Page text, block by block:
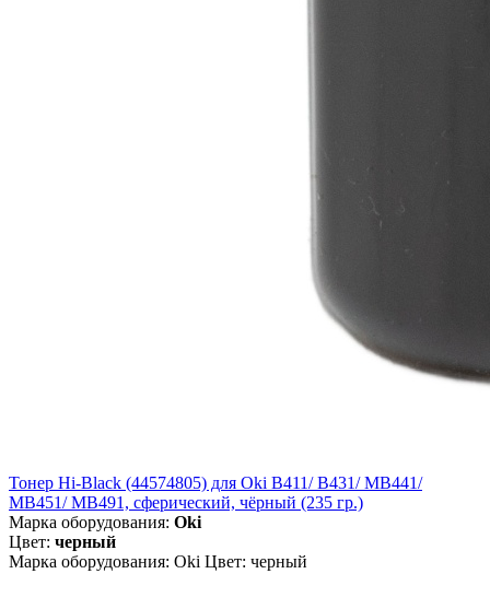
Тонер Hi-Black (44574805) для Oki B411/ B431/ MB441/
MB451/ MB491, сферический, чёрный (235 гр.)
Марка оборудования: Oki
Цвет: черный
Марка оборудования: Oki Цвет: черный